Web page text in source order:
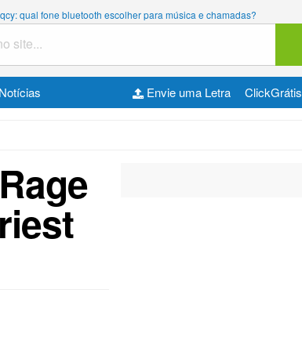
qual fone bluetooth escolher para música e chamadas?
Notícias ClickGrátis
Envie uma Letra